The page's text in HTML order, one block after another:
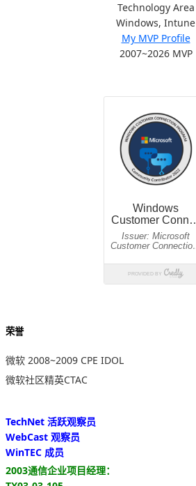
Technology Area
Windows, Intune
My MVP Profile
2007~2026 MVP
荣誉
微软 2008~2009 CPE IDOL
微软社区精英CTAC
TechNet 活跃观察员
WebCast 观察员
WinTEC 成员
2003通信企业项目经理：